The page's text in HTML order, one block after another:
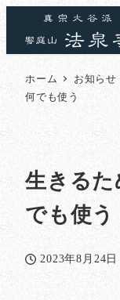
ホーム お知らせ
何でも使う
生きる
でも使う
投稿日
2023年8月24日